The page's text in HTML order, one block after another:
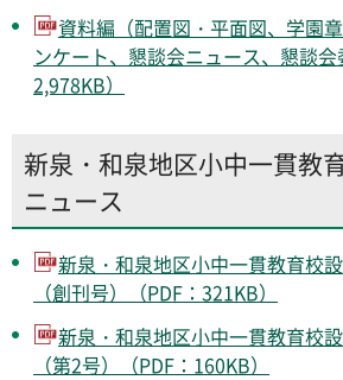
資料編（配置図・平面図、学園
ンケート、懇談会ニュース、懇談会
2,978KB）
新泉・和泉地区小中一貫教
ニュース
新泉・和泉地区小中一貫教育校
（創刊号）（PDF：321KB）
新泉・和泉地区小中一貫教育校
（第2号）（PDF：160KB）